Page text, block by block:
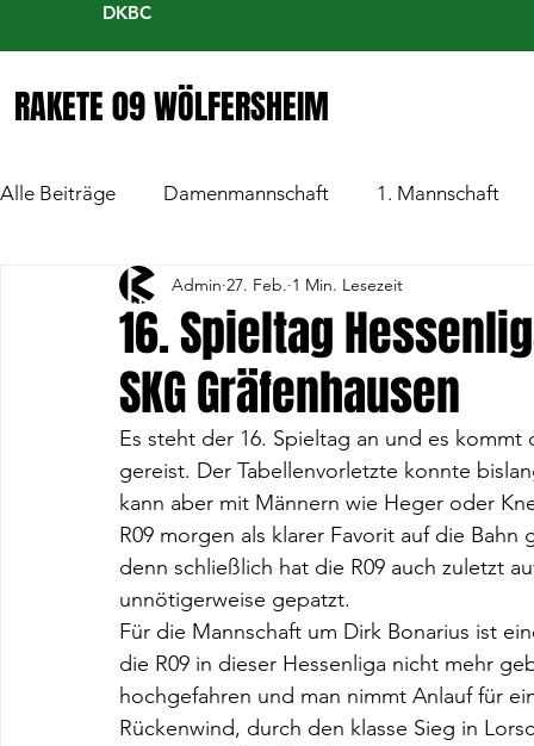
DKBC
RAKETE 09 WÖLFERSHEIM
Alle Beiträge Damenmannschaft 1. Mannschaft
16. Spieltag
SKG Gräfenhausen
Admin 27. Feb. 1 Min. Lesezeit
Es steht der 16. Spieltag an und es
gereist. Der Tabellenvorletzte konnte
kann aber mit Männern wie Heger oder
R09 morgen als klarer Favorit auf die
denn schließlich hat die R09 auch zuletzt
unnötigerweise gepatzt.
Für die Mannschaft um Dirk Bonarius ist
die R09 in dieser Hessenliga nicht mehr
hochgefahren und man nimmt Anlauf für
Rückenwind, durch den klasse Sieg in